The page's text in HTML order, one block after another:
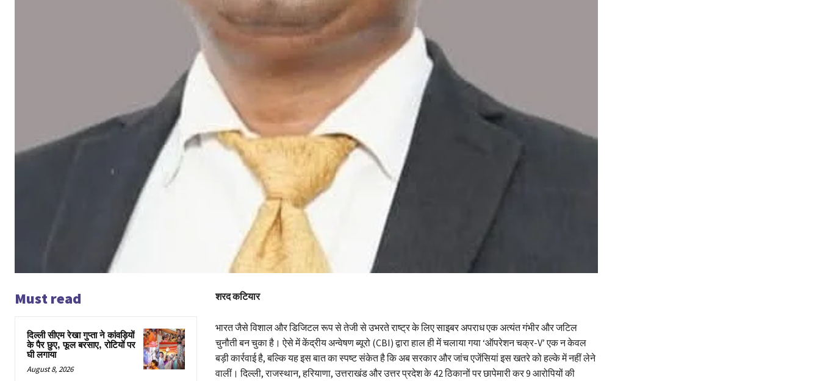
Must read
दिल्ली सीएम रेखा गुप्ता ने कांवड़ियों
के पैर छुए, फूल बरसाए, रोटियों पर
घी लगाया
August 8, 2026
शरद कटियार
भारत जैसे विशाल और डिजिटल रूप से तेजी से उभरते राष्ट्र के लिए साइबर अपराध एक अत्यंत गंभीर और जटिल
चुनौती बन चुका है। ऐसे में केंद्रीय अन्वेषण ब्यूरो (CBI) द्वारा हाल ही में चलाया गया ‘ऑपरेशन चक्र-V’ एक न केवल
बड़ी कार्रवाई है, बल्कि यह इस बात का स्पष्ट संकेत है कि अब सरकार और जांच एजेंसियां इस खतरे को हल्के में नहीं लेने
वालीं। दिल्ली, राजस्थान, हरियाणा, उत्तराखंड और उत्तर प्रदेश के 42 ठिकानों पर छापेमारी कर 9 आरोपियों की